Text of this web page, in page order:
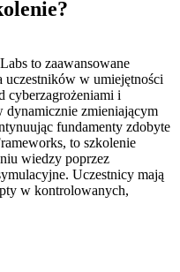
to zaawansowane
uczestników w umiejętności
cyberzagrożeniami i
dynamicznie zmieniającym
fundamenty zdobyte
to szkolenie
wiedzy poprzez
Uczestnicy mają
w kontrolowanych,